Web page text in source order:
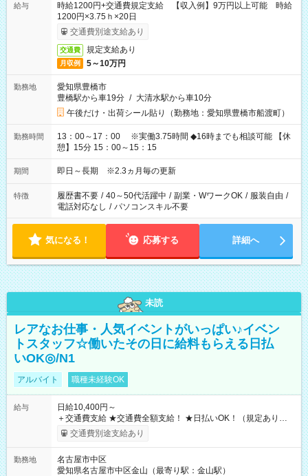
給与
時給1200円+交通費規定支給 【収入例】9万円以上可能 時給
1200円×3.75ｈ×20日
交通費別途支給あり
交通費 規定支給あり
月収例 5～10万円
勤務地
愛知県豊橋市
豊橋駅から車19分 / 大清水駅から車10分
午後だけ・出荷シール貼り（勤務地：愛知県豊橋市船渡町）
勤務時間
13：00～17：00 ※実働3.75時間 ◆16時までも相談可能 【休
憩】15分 15：00～15：15
期間 即日～長期 ※2.3ヵ月毎の更新
特徴 履歴書不要 / 40～50代活躍中 / 副業・WワークOK / 服装自由 /
電話対応なし / パソコンスキル不要
気になる！ 応募する 詳細へ
未読
レアなお仕事・人気イベントがいっぱい♪イベン
トスタッフ☆働いたその日に給料もらえる日払
いOK◎/N1
アルバイト 職種未経験OK
給与
日給10,400円～
＋交通費支給 ★交通費全額支給！ ★日払いOK！（規定あり） ┗
働いたその日に現金GET♪ お仕事後はコンビニATMから 日払
交通費別途支給あり
勤務地
名古屋市中区
愛知県名古屋市中区金山（最寄り駅：金山駅）